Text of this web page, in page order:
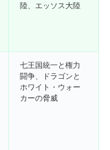
陸、エッソス大陸
七王国統一と権力
闘争、ドラゴンと
ホワイト・ウォー
カーの脅威